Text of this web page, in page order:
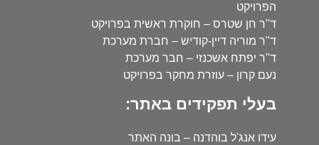
הפרויקט
ד"ר חן שטרס – חוקרת ראשית בפרויקט
ד"ר מוריה דיין-קודיש – חברת מערכת
ד"ר יפתח אשכנזי – חבר מערכת
נעם קרון – עוזרת מחקר בפרויקט
בעלי תפקידים באתר:
עידו אנג'ל בוהדנה – בונה האתר